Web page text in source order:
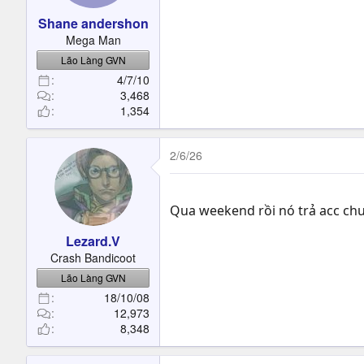
Shane andershon
Mega Man
Lão Làng GVN
4/7/10
3,468
1,354
Lezard.V
Crash Bandicoot
Lão Làng GVN
18/10/08
12,973
8,348
2/6/26
Qua weekend rồi nó trả acc